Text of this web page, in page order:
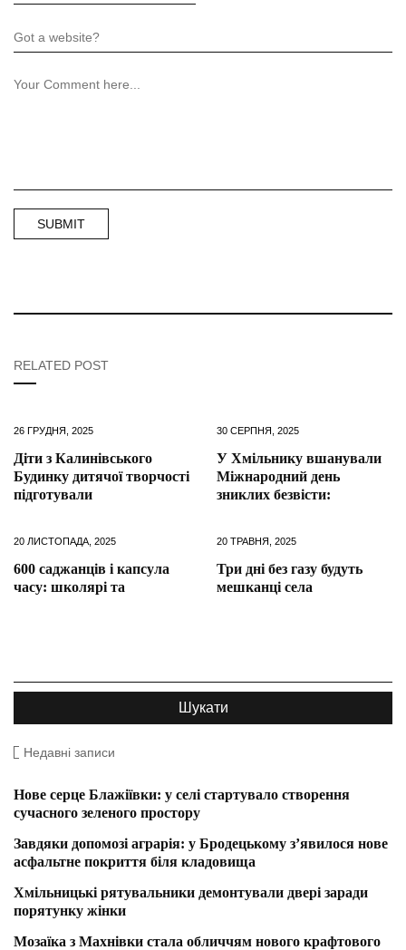
RELATED POST
26 ГРУДНЯ, 2025
Діти з Калинівського
Будинку дитячої творчості
підготували
30 СЕРПНЯ, 2025
У Хмільнику вшанували
Міжнародний день
зниклих безвісти:
20 ЛИСТОПАДА, 2025
600 саджанців і капсула
часу: школярі та
20 ТРАВНЯ, 2025
Три дні без газу будуть
мешканці села
Недавні записи
Нове серце Блажіївки: у селі стартувало створення
сучасного зеленого простору
Завдяки допомозі аграрія: у Бродецькому з’явилося нове
асфальтне покриття біля кладовища
Хмільницькі рятувальники демонтували двері заради
порятунку жінки
Мозаїка з Махнівки стала обличчям нового крафтового